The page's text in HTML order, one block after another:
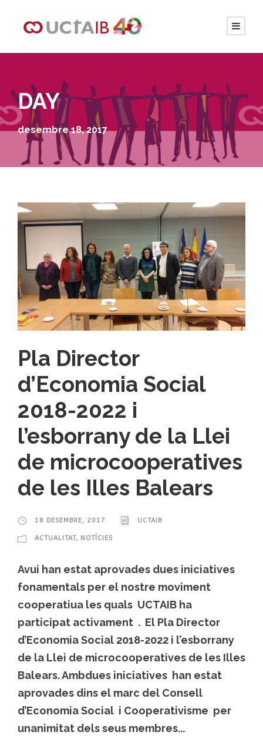
DAY
desembre 18, 2017
Pla Director
d’Economia Social
2018-2022 i
l’esborrany de la Llei
de microcooperatives
de les Illes Balears
18 DESEMBRE, 2017 UCTAIB
ACTUALITAT, NOTÍCIES
Avui han estat aprovades dues iniciatives
fonamentals per el nostre moviment
cooperatiua les quals UCTAIB ha
participat activament . El Pla Director
d’Economia Social 2018-2022 i l’esborrany
de la Llei de microcooperatives de les Illes
Balears. Ambdues iniciatives han estat
aprovades dins el marc del Consell
d’Economia Social i Cooperativisme per
unanimitat dels seus membres...